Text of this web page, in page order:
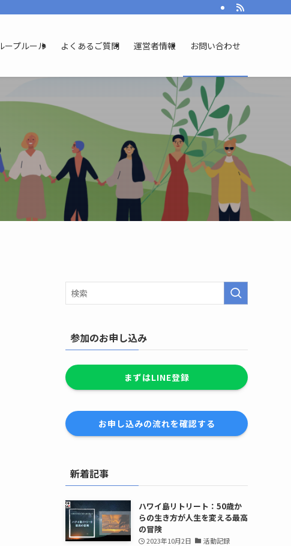
ープルール よくあるご質問 運営者情報 お問い合わせ
参加のお申し込み
まずはLINE登録
お申し込みの流れを確認する
新着記事
ハワイ島リトリート：50歳か
らの生き方が人生を変える最高
の冒険
2023年10月2日 活動記録